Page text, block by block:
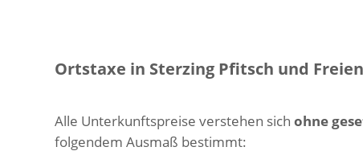
Ortstaxe in Sterzing Pfitsch und
Alle Unterkunftspreise verstehen sich ohne
folgendem Ausmaß bestimmt: